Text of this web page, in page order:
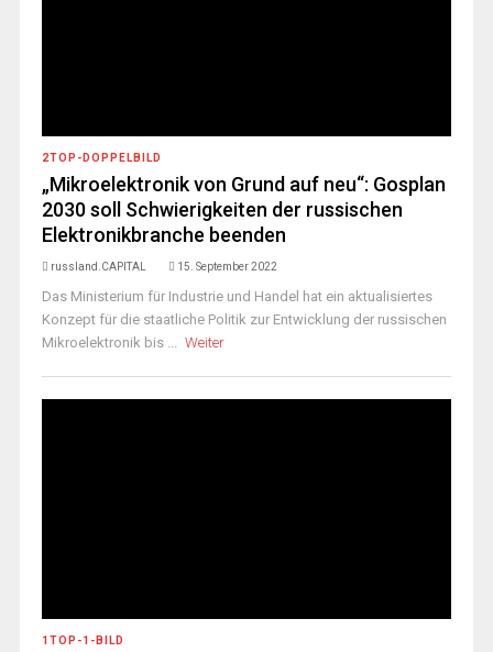
2TOP-DOPPELBILD
„Mikroelektronik von Grund auf neu“: Gosplan
2030 soll Schwierigkeiten der russischen
Elektronikbranche beenden
russland.CAPITAL 15. September 2022
Das Ministerium für Industrie und Handel hat ein aktualisiertes
Konzept für die staatliche Politik zur Entwicklung der russischen
Mikroelektronik bis ... Weiter
1TOP-1-BILD